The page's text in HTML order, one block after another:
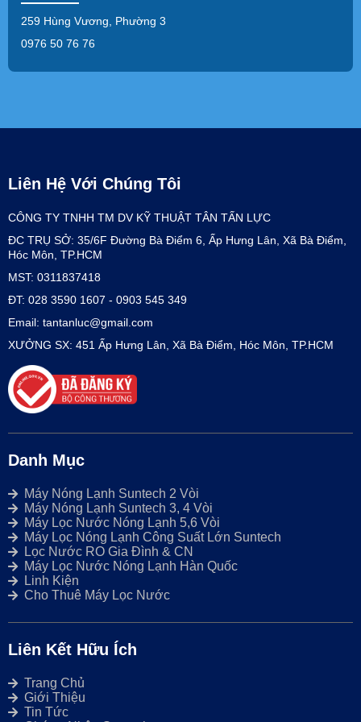
259 Hùng Vương, Phường 3
0976 50 76 76
Liên Hệ Với Chúng Tôi
CÔNG TY TNHH TM DV KỸ THUẬT TÂN TẤN LỰC
ĐC TRỤ SỞ: 35/6F Đường Bà Điểm 6, Ấp Hưng Lân, Xã Bà Điểm,
Hóc Môn, TP.HCM
MST: 0311837418
ĐT: 028 3590 1607 - 0903 545 349
Email: tantanluc@gmail.com
XƯỞNG SX: 451 Ấp Hưng Lân, Xã Bà Điểm, Hóc Môn, TP.HCM
Danh Mục
Máy Nóng Lạnh Suntech 2 Vòi
Máy Nóng Lạnh Suntech 3, 4 Vòi
Máy Lọc Nước Nóng Lạnh 5,6 Vòi
Máy Lọc Nóng Lạnh Công Suất Lớn Suntech
Lọc Nước RO Gia Đình & CN
Máy Lọc Nước Nóng Lạnh Hàn Quốc
Linh Kiện
Cho Thuê Máy Lọc Nước
Liên Kết Hữu Ích
Trang Chủ
Giới Thiệu
Tin Tức